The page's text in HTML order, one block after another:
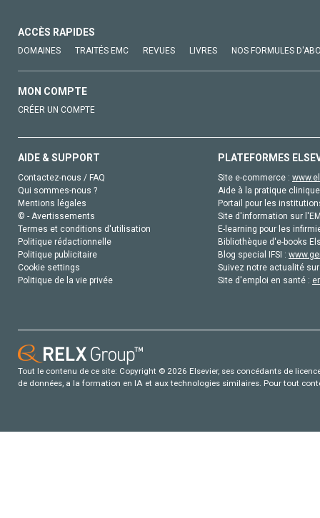
ACCÈS RAPIDES
DOMAINES TRAITÉS EMC REVUES LIVRES NOS FORMULES
MON COMPTE
CRÉER UN COMPTE
AIDE & SUPPORT
Contactez-nous / FAQ
Qui sommes-nous ?
Mentions légales
© - Avertissements
Termes et conditions d'utilisation
Politique rédactionnelle
Politique publicitaire
Cookie settings
Politique de la vie privée
PLATEFORMES
Site e-commerce :
Aide à la pratique
Portail pour les
Site d'information sur
E-learning pour les
Bibliothèque d'e-books
Blog special IFSI :
Suivez notre actualité
Site d'emploi en santé :
Tout le contenu de ce site: Copyright © 2026 Elsevier, ses concédants de
de données, a la formation en IA et aux technologies similaires. Pour tout